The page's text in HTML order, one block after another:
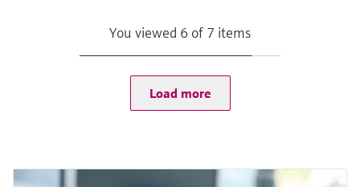
You viewed 6 of 7 items
Load more